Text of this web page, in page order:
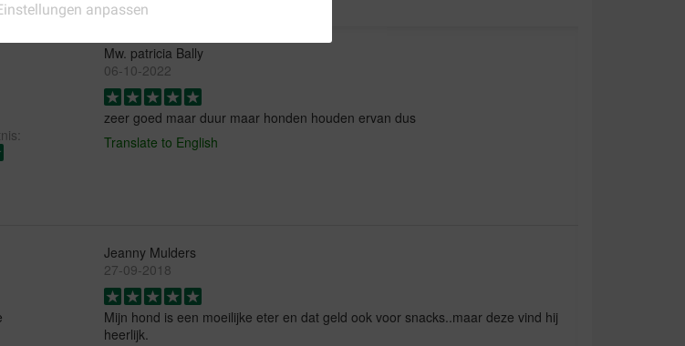
anpassen
Mw. patricia Bally
06-10-2022
zeer goed maar duur maar honden houden ervan dus
Translate to English
Jeanny Mulders
27-09-2018
Mijn hond is een moeilijke eter en dat geld ook voor snacks..maar deze vind hij
heerlijk.